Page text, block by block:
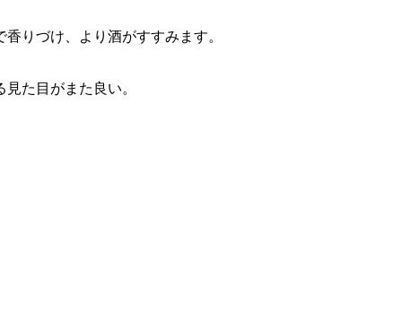
りづけ、より酒がすすみます。
た目がまた良い。